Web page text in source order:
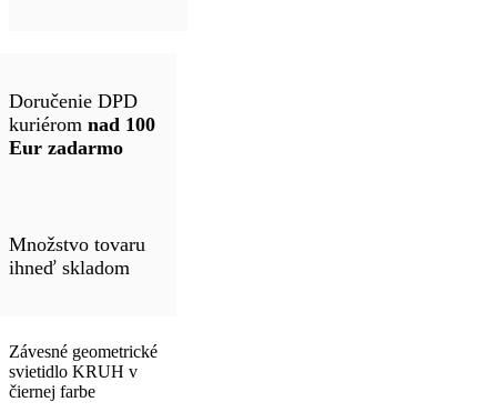
Doručenie DPD
kuriérom nad 100
Eur zadarmo
Množstvo tovaru
ihneď skladom
Závesné geometrické
svietidlo KRUH v
čiernej farbe